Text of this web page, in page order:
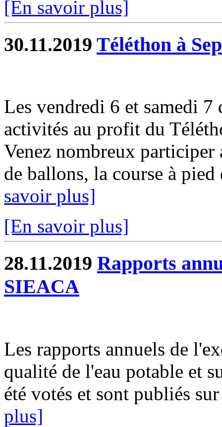
[En savoir plus]
30.11.2019 Téléthon à
Les vendredi 6 et samedi 7
activités au profit du
Venez nombreux participer
de ballons, la course à
savoir plus]
[En savoir plus]
28.11.2019 Rapports
SIEACA
Les rapports annuels de
qualité de l'eau potable et
été votés et sont publiés
plus]